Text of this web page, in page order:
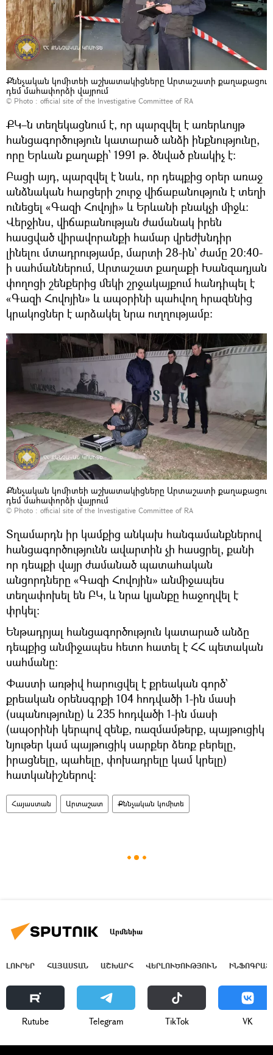
Քննչական կոմիտեի աշխատակիցները Արտաշատի քաղաքացու
դեմ մահափորձի վայրում
© Photo : official site of the Investigative Committee of RA
ՔԿ–ն տեղեկացնում է, որ պարզվել է առերևույթ
հանցագործություն կատարած անձի ինքնությունը,
որը Երևան քաղաքի՝ 1991 թ. ծնված բնակիչ է։
Բացի այդ, պարզվել է նաև, որ դեպքից օրեր առաջ
անձնական հարցերի շուրջ վիճաբանություն է տեղի
ունեցել «Գազի Հովոյի» և Երևանի բնակչի միջև:
Վերջինս, վիճաբանության ժամանակ իրեն
հասցված վիրավորանքի համար վրեժխնդիր
լինելու մտադրությամբ, մարտի 28-ին՝ ժամը 20:40-
ի սահմաններում, Արտաշատ քաղաքի Խանզադյան
փողոցի շենքերից մեկի շրջակայքում հանդիպել է
«Գազի Հովոյին» և ապօրինի պահվող հրազենից
կրակոցներ է արձակել նրա ուղղությամբ։
Քննչական կոմիտեի աշխատակիցները Արտաշատի քաղաքացու
դեմ մահափորձի վայրում
© Photo : official site of the Investigative Committee of RA
Տղամարդն իր կամքից անկախ հանգամանքներով
հանցագործությունն ավարտին չի հասցրել, քանի
որ դեպքի վայր ժամանած պատահական
անցորդները «Գազի Հովոյին» անմիջապես
տեղափոխել են ԲԿ, և նրա կյանքը հաջողվել է
փրկել։
Ենթադրյալ հանցագործություն կատարած անձը
դեպքից անմիջապես հետո հատել է ՀՀ պետական
սահմանը:
Փաստի առթիվ հարուցվել է քրեական գործ`
քրեական օրենսգրքի 104 հոդվածի 1-ին մասի
(սպանությունը) և 235 հոդվածի 1-ին մասի
(ապօրինի կերպով զենք, ռազմամթերք, պայթուցիկ
նյութեր կամ պայթուցիկ սարքեր ձեռք բերելը,
իրացնելը, պահելը, փոխադրելը կամ կրելը)
հատկանիշներով:
Հայաստան Արտաշատ Քննչական կոմիտե
Արմենիա
ԼՈՒՐԵՐ ՀԱՅԱՍՏԱՆ ԱՇԽԱՐՀ ՎԵՐԼՈՒԾՈՒԹՅՈՒՆ
Rutube Telegram ТikТоk VK